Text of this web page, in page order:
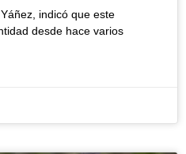
indicó que este
desde hace varios